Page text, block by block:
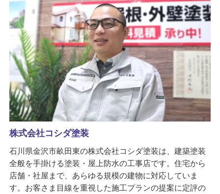
株式会社コシダ塗装
石川県金沢市畝田東の株式会社コシダ塗装は、建築塗装
全般を手掛ける塗装・屋上防水の工事店です。住宅から
店舗・社屋まで、あらゆる規模の建物に対応していま
す。お客さま目線を重視した施工プランの提案に定評の